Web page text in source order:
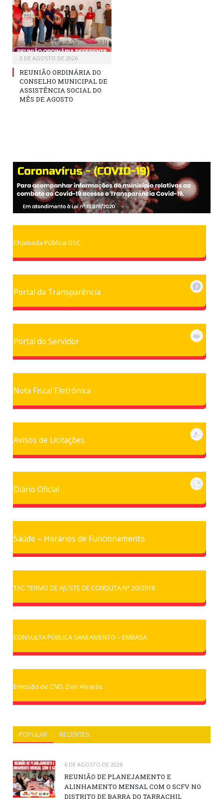
3 DE AGOSTO DE 2026
REUNIÃO ORDINÁRIA DO
CONSELHO MUNICIPAL DE
ASSISTÊNCIA SOCIAL DO
MÊS DE AGOSTO
Chamada Pública OSC
Portal da Transparência
Portal do Servidor
Nota Fiscal Eletrônica
Avisos de Licitações
Diário Oficial
Saúde – Horários de Funcionamento
TAC-TERMO DE AJUSTE DE CONDUTA N° 20/2018
CONSULTA PÚBLICA SANEAMENTO – EMBASA
Emissão de CND, Dan Alvarás
POPULAR RECENTES
6 DE AGOSTO DE 2026
REUNIÃO DE PLANEJAMENTO E
ALINHAMENTO MENSAL COM O SCFV NO
DISTRITO DE BARRA DO TARRACHIL